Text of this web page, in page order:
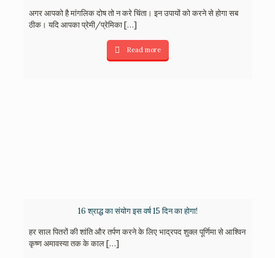
अगर आपको है मांगलिक दोष तो न करे चिंता। इन उपायों को करने से होगा सब
ठीक। यदि आपका प्रेमी/प्रेमिका[…]
Read more
16 श्राद्ध का संयोग इस वर्ष 15 दिन का होगा!
हर साल पितरों की शांति और तर्पण करने के लिए भाद्रपद शुक्ल पूर्णिमा से आश्विन
कृष्ण अमावस्या तक के काल[…]